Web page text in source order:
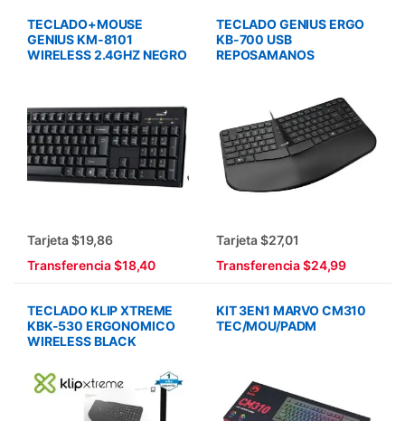
TECLADO+MOUSE
GENIUS KM-8101
WIRELESS 2.4GHZ NEGRO
Tarjeta $19,86
Transferencia $18,40
TECLADO GENIUS ERGO
KB-700 USB
REPOSAMANOS
Tarjeta $27,01
Transferencia $24,99
TECLADO KLIP XTREME
KBK-530 ERGONOMICO
WIRELESS BLACK
KIT 3EN1 MARVO CM310
TEC/MOU/PADM